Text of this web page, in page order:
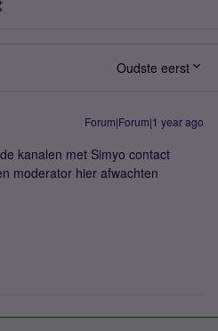
Oudste eerst
Forum|Forum|1 year ago
kanalen met Simyo contact
moderator hier afwachten